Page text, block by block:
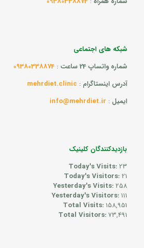
شبکه های اجتماعی
شماره واتساپ 24 ساعت
:
09380338874
آدرس اینستاگرام :
mehrdiet.clinic
ایمیل :
info@mehrdiet.ir
بازدیدکنندگان کلینیک
Today's Visits:23
Today's Visitors:21
Yesterday's Visits:258
Yesterday's Visitors:111
Total Visits:158,951
Total Visitors:73,491